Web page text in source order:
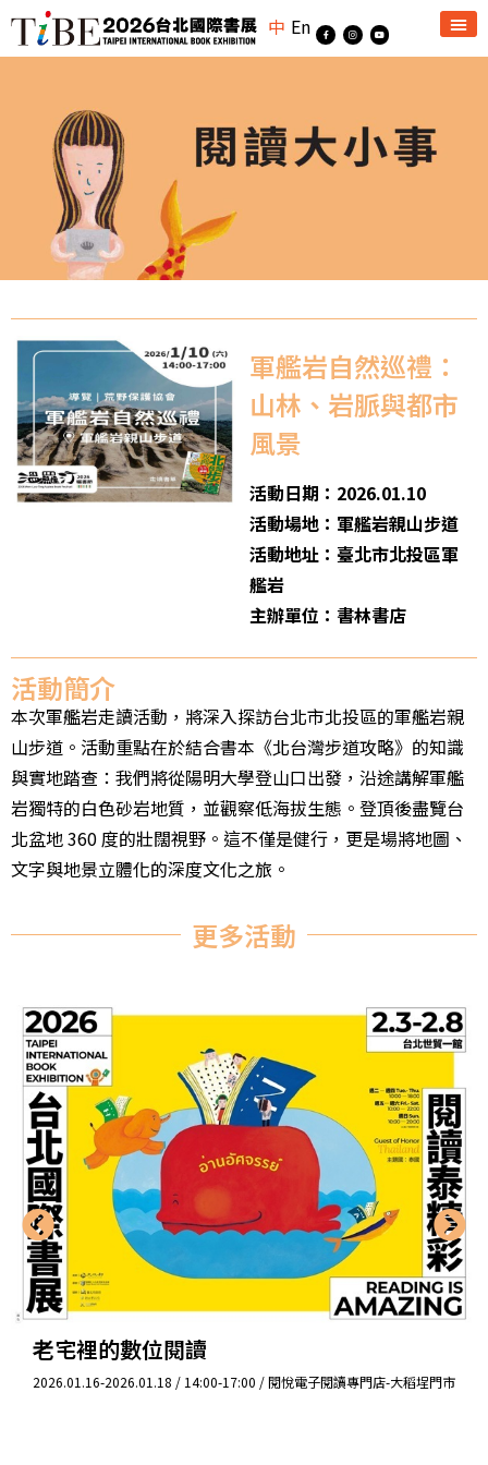
中 En
軍艦岩自然巡禮：
山林、岩脈與都市
風景
活動日期：2026.01.10
活動場地：軍艦岩親山步道
活動地址：臺北市北投區軍
艦岩
主辦單位：書林書店
活動簡介
本次軍艦岩走讀活動，將深入探訪台北市北投區的軍艦岩親
山步道。活動重點在於結合書本《北台灣步道攻略》的知識
與實地踏查：我們將從陽明大學登山口出發，沿途講解軍艦
岩獨特的白色砂岩地質，並觀察低海拔生態。登頂後盡覽台
北盆地 360 度的壯闊視野。這不僅是健行，更是場將地圖、
文字與地景立體化的深度文化之旅。
更多活動
老宅裡的數位閱讀
2026.01.16-2026.01.18 / 14:00-17:00 / 閱悅電子閱讀專門店-大稻埕門市